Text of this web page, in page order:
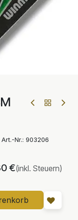
Art.-Nr.: 903206
€(inkl. Steuern)